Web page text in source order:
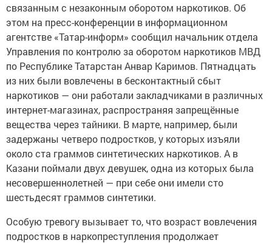
связанным с незаконным оборотом наркотиков. Об
этом на пресс-конференции в информационном
агентстве «Татар-информ» сообщил начальник отдела
Управления по контролю за оборотом наркотиков МВД
по Республике Татарстан Анвар Каримов. Пятнадцать
из них были вовлечены в бесконтактный сбыт
наркотиков — они работали закладчиками в различных
интернет-магазинах, распространяя запрещённые
вещества через тайники. В марте, например, были
задержаны четверо подростков, у которых изъяли
около ста граммов синтетических наркотиков. А в
Казани поймали двух девушек, одна из которых была
несовершеннолетней — при себе они имели сто
шестьдесят граммов синтетики.
Особую тревогу вызывает то, что возраст вовлечения
подростков в наркопреступления продолжает